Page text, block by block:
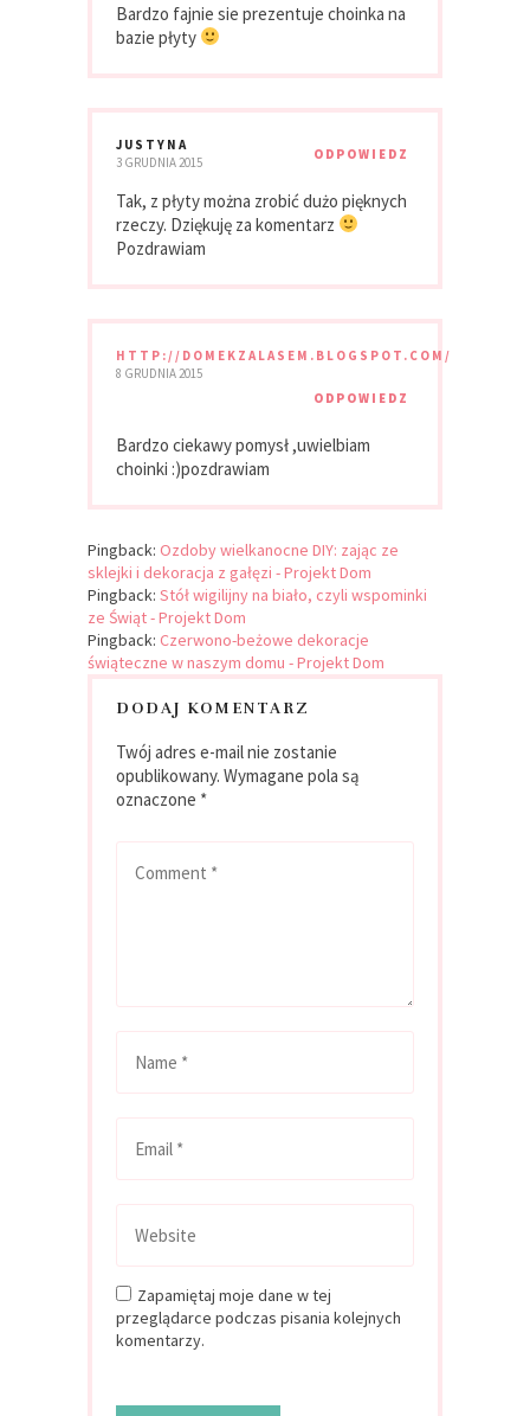
Bardzo fajnie sie prezentuje choinka na
bazie płyty
JUSTYNA
3 GRUDNIA 2015
ODPOWIEDZ
Tak, z płyty można zrobić dużo pięknych
rzeczy. Dziękuję za komentarz
Pozdrawiam
HTTP://DOMEKZALASEM.BLOGSPOT.COM/
8 GRUDNIA 2015
ODPOWIEDZ
Bardzo ciekawy pomysł ,uwielbiam
choinki :)pozdrawiam
Pingback: Ozdoby wielkanocne DIY: zając ze
sklejki i dekoracja z gałęzi - Projekt Dom
Pingback: Stół wigilijny na biało, czyli wspominki
ze Świąt - Projekt Dom
Pingback: Czerwono-beżowe dekoracje
świąteczne w naszym domu - Projekt Dom
DODAJ KOMENTARZ
Twój adres e-mail nie zostanie
opublikowany. Wymagane pola są
oznaczone *
Zapamiętaj moje dane w tej
przeglądarce podczas pisania kolejnych
komentarzy.